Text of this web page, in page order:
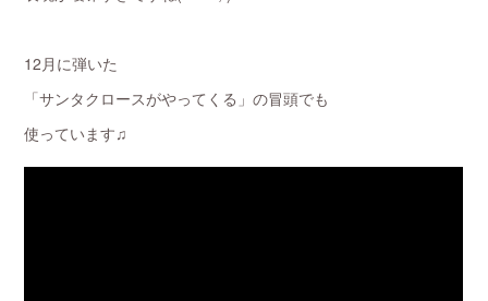
12月に弾いた
「サンタクロースがやってくる」の冒頭でも
使っています♫